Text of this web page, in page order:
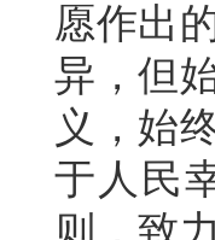
愿作出
异，但
义，始
于人民
则，致